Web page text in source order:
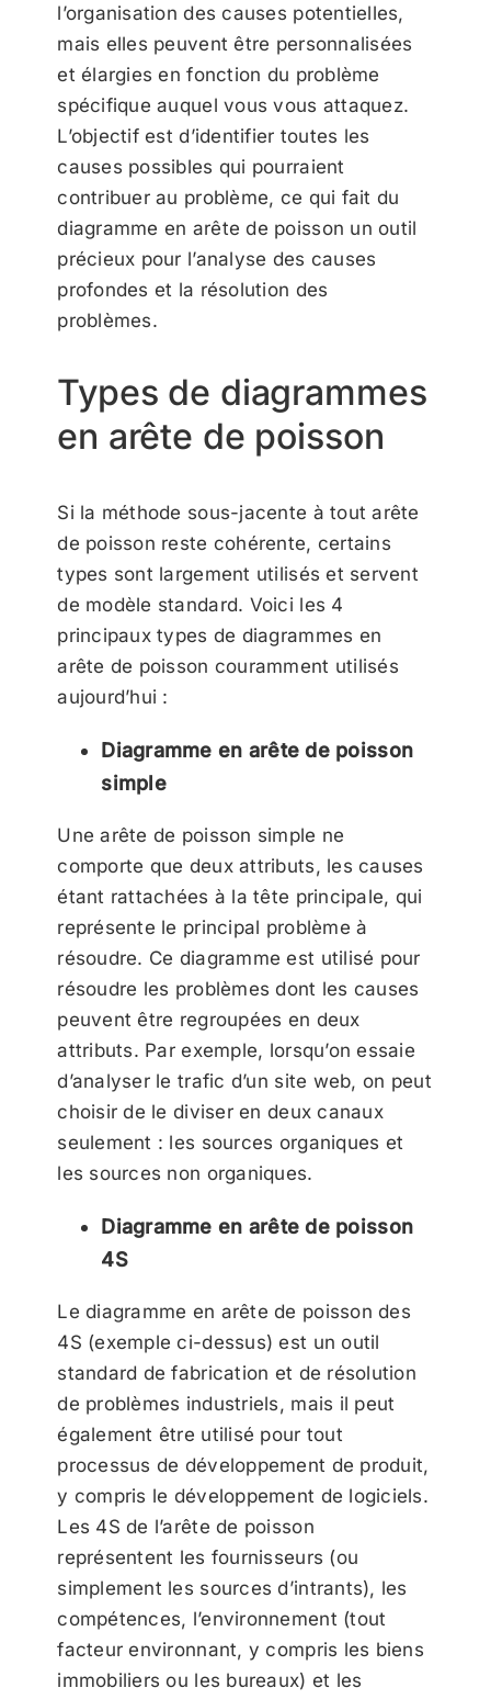
l’organisation des causes potentielles,
mais elles peuvent être personnalisées
et élargies en fonction du problème
spécifique auquel vous vous attaquez.
L’objectif est d’identifier toutes les
causes possibles qui pourraient
contribuer au problème, ce qui fait du
diagramme en arête de poisson un outil
précieux pour l’analyse des causes
profondes et la résolution des
problèmes.
Types de diagrammes
en arête de poisson
Si la méthode sous-jacente à tout arête
de poisson reste cohérente, certains
types sont largement utilisés et servent
de modèle standard. Voici les 4
principaux types de diagrammes en
arête de poisson couramment utilisés
aujourd’hui :
Diagramme en arête de poisson
simple
Une arête de poisson simple ne
comporte que deux attributs, les causes
étant rattachées à la tête principale, qui
représente le principal problème à
résoudre. Ce diagramme est utilisé pour
résoudre les problèmes dont les causes
peuvent être regroupées en deux
attributs. Par exemple, lorsqu’on essaie
d’analyser le trafic d’un site web, on peut
choisir de le diviser en deux canaux
seulement : les sources organiques et
les sources non organiques.
Diagramme en arête de poisson
4S
Le diagramme en arête de poisson des
4S (exemple ci-dessus) est un outil
standard de fabrication et de résolution
de problèmes industriels, mais il peut
également être utilisé pour tout
processus de développement de produit,
y compris le développement de logiciels.
Les 4S de l’arête de poisson
représentent les fournisseurs (ou
simplement les sources d’intrants), les
compétences, l’environnement (tout
facteur environnant, y compris les biens
immobiliers ou les bureaux) et les